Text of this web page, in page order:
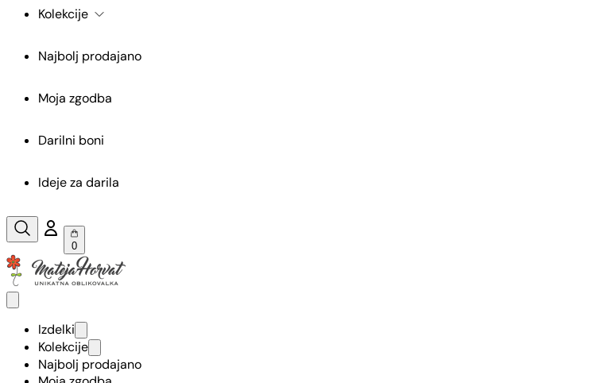
Kolekcije
Najbolj prodajano
Moja zgodba
Darilni boni
Ideje za darila
0
Izdelki
Kolekcije
Najbolj prodajano